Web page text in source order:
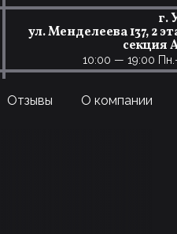
г.
ул. Менделеева 137, 2
секция
10:00 — 19:00
Отзывы О компании